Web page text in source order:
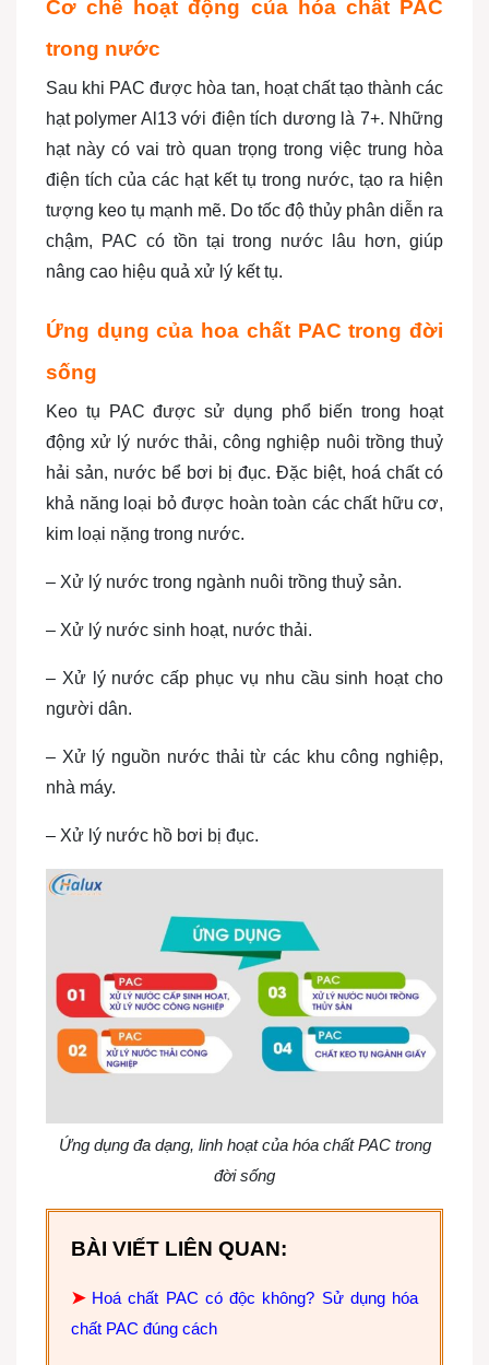
Cơ chế hoạt động của hóa chất PAC
trong nước
Sau khi PAC được hòa tan, hoạt chất tạo thành các
hạt polymer Al13 với điện tích dương là 7+. Những
hạt này có vai trò quan trọng trong việc trung hòa
điện tích của các hạt kết tụ trong nước, tạo ra hiện
tượng keo tụ mạnh mẽ. Do tốc độ thủy phân diễn ra
chậm, PAC có tồn tại trong nước lâu hơn, giúp
nâng cao hiệu quả xử lý kết tụ.
Ứng dụng của hoa chất PAC trong đời
sống
Keo tụ PAC được sử dụng phổ biến trong hoạt
động xử lý nước thải, công nghiệp nuôi trồng thuỷ
hải sản, nước bể bơi bị đục. Đặc biệt, hoá chất có
khả năng loại bỏ được hoàn toàn các chất hữu cơ,
kim loại nặng trong nước.
– Xử lý nước trong ngành nuôi trồng thuỷ sản.
– Xử lý nước sinh hoạt, nước thải.
– Xử lý nước cấp phục vụ nhu cầu sinh hoạt cho
người dân.
– Xử lý nguồn nước thải từ các khu công nghiệp,
nhà máy.
– Xử lý nước hồ bơi bị đục.
Ứng dụng đa dạng, linh hoạt của hóa chất PAC trong
đời sống
BÀI VIẾT LIÊN QUAN:
➤ Hoá chất PAC có độc không? Sử dụng hóa
chất PAC đúng cách